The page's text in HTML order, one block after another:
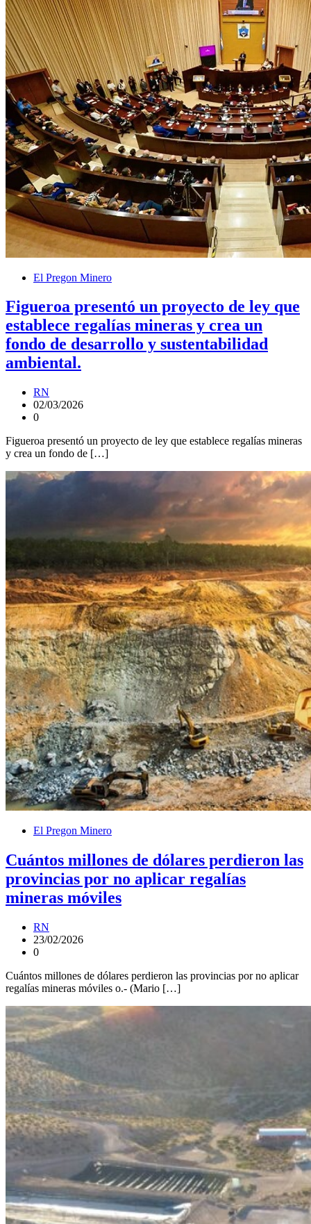
El Pregon Minero
Figueroa presentó un proyecto de ley que
establece regalías mineras y crea un
fondo de desarrollo y sustentabilidad
ambiental.
RN
02/03/2026
0
Figueroa presentó un proyecto de ley que establece regalías mineras
y crea un fondo de […]
El Pregon Minero
Cuántos millones de dólares perdieron las
provincias por no aplicar regalías
mineras móviles
RN
23/02/2026
0
Cuántos millones de dólares perdieron las provincias por no aplicar
regalías mineras móviles o.- (Mario […]